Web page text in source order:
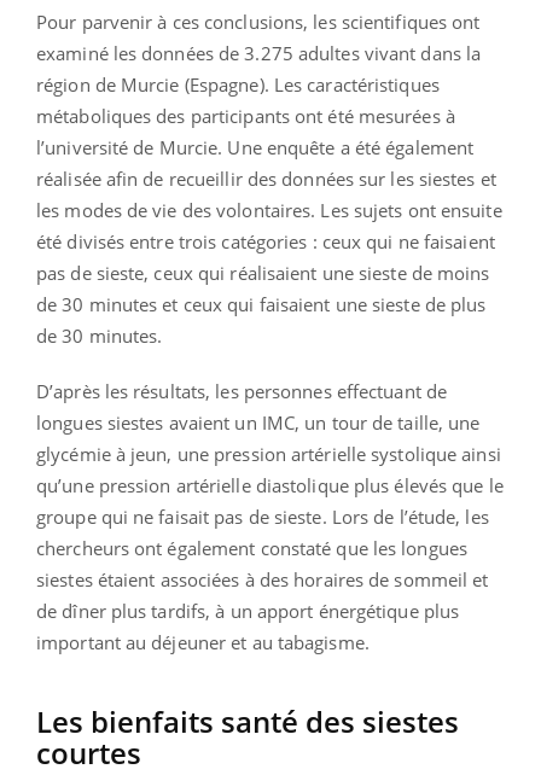
Pour parvenir à ces conclusions, les scientifiques ont
examiné les données de 3.275 adultes vivant dans la
région de Murcie (Espagne). Les caractéristiques
métaboliques des participants ont été mesurées à
l’université de Murcie. Une enquête a été également
réalisée afin de recueillir des données sur les siestes et
les modes de vie des volontaires. Les sujets ont ensuite
été divisés entre trois catégories : ceux qui ne faisaient
pas de sieste, ceux qui réalisaient une sieste de moins
de 30 minutes et ceux qui faisaient une sieste de plus
de 30 minutes.
D’après les résultats, les personnes effectuant de
longues siestes avaient un IMC, un tour de taille, une
glycémie à jeun, une pression artérielle systolique ainsi
qu’une pression artérielle diastolique plus élevés que le
groupe qui ne faisait pas de sieste. Lors de l’étude, les
chercheurs ont également constaté que les longues
siestes étaient associées à des horaires de sommeil et
de dîner plus tardifs, à un apport énergétique plus
important au déjeuner et au tabagisme.
Les bienfaits santé des siestes
courtes